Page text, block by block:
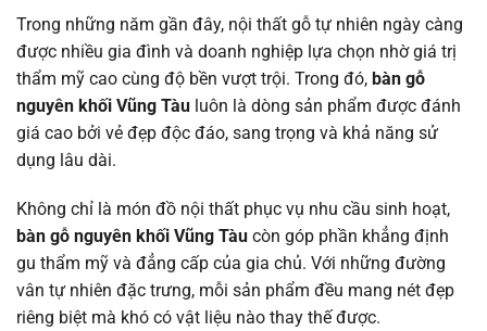
Trong những năm gần đây, nội thất gỗ tự nhiên ngày càng
được nhiều gia đình và doanh nghiệp lựa chọn nhờ giá trị
thẩm mỹ cao cùng độ bền vượt trội. Trong đó, bàn gỗ
nguyên khối Vũng Tàu luôn là dòng sản phẩm được đánh
giá cao bởi vẻ đẹp độc đáo, sang trọng và khả năng sử
dụng lâu dài.
Không chỉ là món đồ nội thất phục vụ nhu cầu sinh hoạt,
bàn gỗ nguyên khối Vũng Tàu còn góp phần khẳng định
gu thẩm mỹ và đẳng cấp của gia chủ. Với những đường
vân tự nhiên đặc trưng, mỗi sản phẩm đều mang nét đẹp
riêng biệt mà khó có vật liệu nào thay thế được.